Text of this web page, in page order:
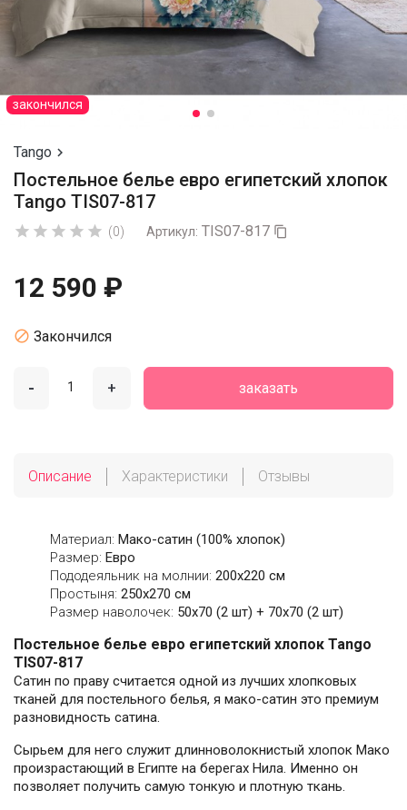
закончился
Tango 
Постельное белье евро египетский хлопок
Tango TIS07-817
     (0) Артикул: TIS07-817 
12 590 ₽
 Закончился
- + заказать
Описание Характеристики Отзывы
Материал: Мако-сатин (100% хлопок)
Размер: Евро
Пододеяльник на молнии: 200х220 см
Простыня: 250х270 см
Размер наволочек: 50x70 (2 шт) + 70x70 (2 шт)
Постельное белье евро египетский хлопок Tango
TIS07-817
Сатин по праву считается одной из лучших хлопковых
тканей для постельного белья, я мако-сатин это премиум
разновидность сатина.
Сырьем для него служит длинноволокнистый хлопок Мако
произрастающий в Египте на берегах Нила. Именно он
позволяет получить самую тонкую и плотную ткань.